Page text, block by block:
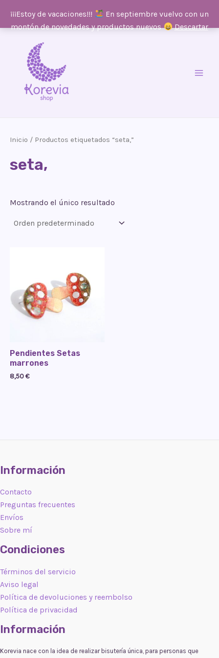
¡¡¡Estoy de vacaciones!!!
En septiembre vuelvo con un
montón de novedades y productos nuevos
Descartar
contenido
Inicio / Productos etiquetados “seta,”
seta,
Mostrando el único resultado
Pendientes Setas
marrones
8,50€
Información
Contacto
Preguntas frecuentes
Envíos
Sobre mí
Condiciones
Términos del servicio
Aviso legal
Política de devoluciones y reembolso
Política de privacidad
Información
Korevia nace con la idea de realizar bisutería única, para personas que